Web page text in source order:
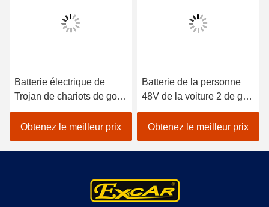
Batterie électrique de
Trojan de chariots de golf
de golf de passager
électrique pourpre de la
voiture 2
Obtenez le meilleur prix
Batterie de la personne
48V de la voiture 2 de golf
d'EXCAR/contrôleur
Trojan électriques de
Curtis
Obtenez le meilleur prix